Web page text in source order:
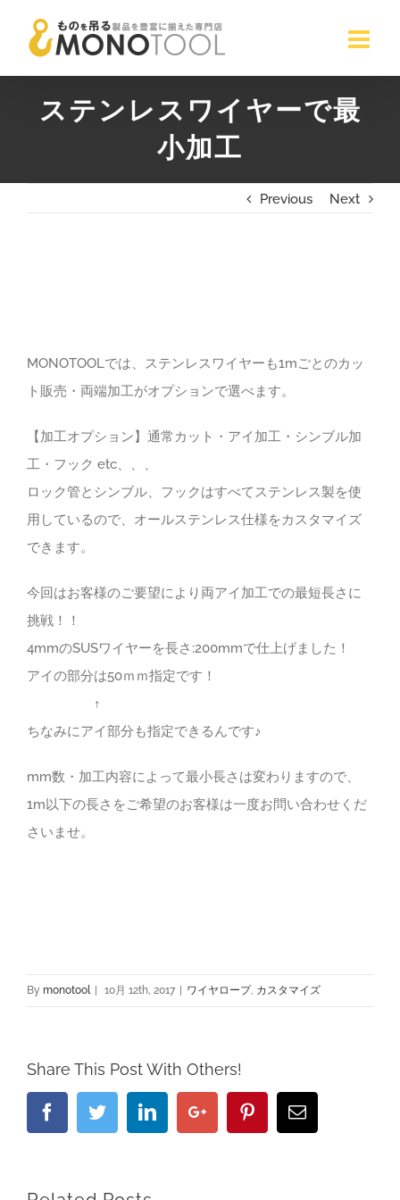
ステンレスワイヤーで最
小加工
Previous Next
MONOTOOLでは、ステンレスワイヤーも1mごとのカッ
ト販売・両端加工がオプションで選べます。
【加工オプション】通常カット・アイ加工・シンブル加
工・フック etc、、、
ロック管とシンブル、フックはすべてステンレス製を使
用しているので、オールステンレス仕様をカスタマイズ
できます。
今回はお客様のご要望により両アイ加工での最短長さに
挑戦！！
4mmのSUSワイヤーを長さ:200mmで仕上げました！
アイの部分は50ｍｍ指定です！
↑
ちなみにアイ部分も指定できるんです♪
mm数・加工内容によって最小長さは変わりますので、
1m以下の長さをご希望のお客様は一度お問い合わせくだ
さいませ。
By monotool 10月 12th, 2017 ワイヤロープ, カスタマイズ
Share This Post With Others!
FacebookTwitterLinkedinGoogle+ PinterestEmail